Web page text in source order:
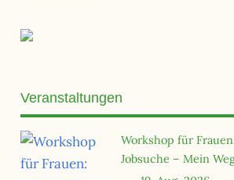
Veranstaltungen
Workshop für
Jobsuche – Mein